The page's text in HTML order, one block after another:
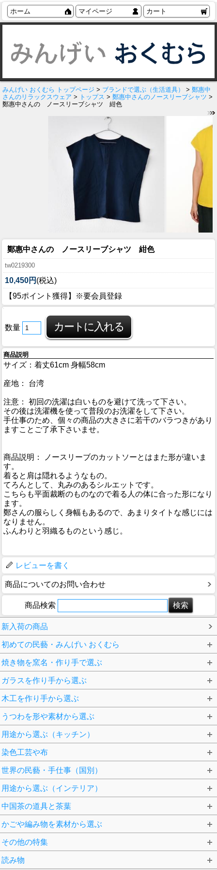
ホーム マイページ カート
みんげい おくむら トップページ > ブランドで選ぶ（生活道具） > 鄭惠中
さんのリラックスウェア > トップス > 鄭惠中さんのノースリーブシャツ >
鄭惠中さんの ノースリーブシャツ 紺色
鄭惠中さんの ノースリーブシャツ 紺色
tw0219300
10,450円 (税込)
【95ポイント獲得】※要会員登録
数量
商品説明
サイズ：着丈61cm 身幅58cm
産地： 台湾
注意： 初回の洗濯は白いものを避けて洗って下さい。
その後は洗濯機を使って普段のお洗濯をして下さい。
手仕事のため、個々の商品の大きさに若干のバラつきがあり
ますことご了承下さいませ。
商品説明： ノースリーブのカットソーとはまた形が違いま
す。
着ると肩は隠れるようなもの。
てろんとして、丸みのあるシルエットです。
こちらも平面裁断のものなので着る人の体に合った形になり
ます。
鄭さんの服らしく身幅もあるので、あまりタイトな感じには
なりません。
ふんわりと羽織るものという感じ。
レビューを書く
商品についてのお問い合わせ
商品検索
新入荷の商品
初めての民藝・みんげい おくむら
焼き物を窯名・作り手で選ぶ
ガラスを作り手から選ぶ
木工を作り手から選ぶ
うつわを形や素材から選ぶ
用途から選ぶ（キッチン）
染色工芸や布
世界の民藝・手仕事（国別）
用途から選ぶ（インテリア）
中国茶の道具と茶葉
かごや編み物を素材から選ぶ
その他の特集
読み物